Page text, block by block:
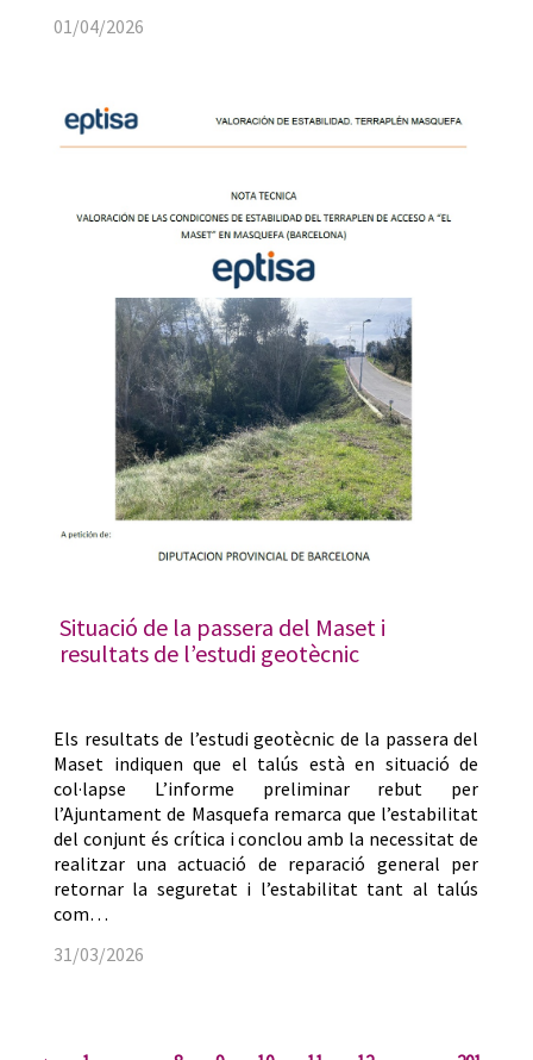
01/04/2026
Situació de la passera del Maset i
resultats de l’estudi geotècnic
Els resultats de l’estudi geotècnic de la passera del
Maset indiquen que el talús està en situació de
col·lapse L’informe preliminar rebut per
l’Ajuntament de Masquefa remarca que l’estabilitat
del conjunt és crítica i conclou amb la necessitat de
realitzar una actuació de reparació general per
retornar la seguretat i l’estabilitat tant al talús
com…
31/03/2026